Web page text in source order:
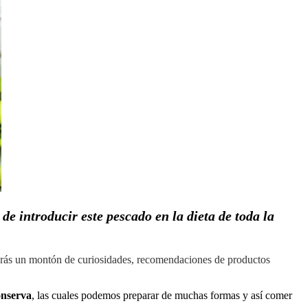
introducir este pescado en la dieta de toda la
un montón de curiosidades, recomendaciones de productos
, las cuales podemos preparar de muchas formas y así comer